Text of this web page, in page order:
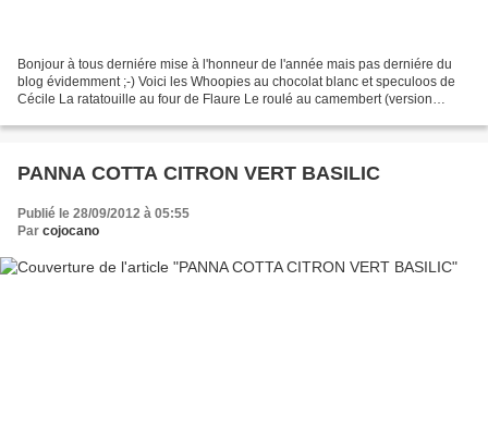
Bonjour à tous derniére mise à l'honneur de l'année mais pas derniére du
blog évidemment ;-) Voici les Whoopies au chocolat blanc et speculoos de
Cécile La ratatouille au four de Flaure Le roulé au camembert (version
PANNA COTTA CITRON VERT BASILIC
Publié le 28/09/2012 à 05:55
Par cojocano